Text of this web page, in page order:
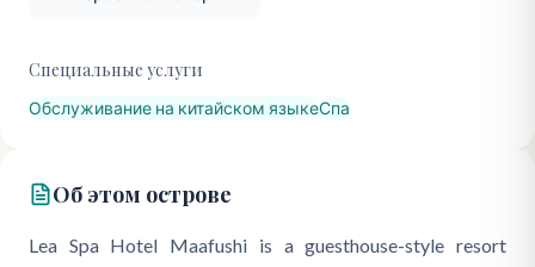
Специальные услуги
Обслуживание на китайском языкеСпа
Об этом острове
Lea Spa Hotel Maafushi is a guesthouse-style resort